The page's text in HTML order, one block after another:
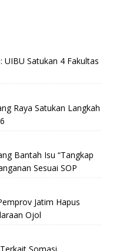
UIBU Satukan 4 Fakultas
Raya Satukan Langkah
Bantah Isu “Tangkap
Sesuai SOP
Jatim Hapus
Ojol